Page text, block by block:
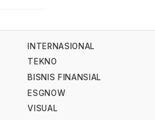
INTERNASIONAL
TEKNO
BISNIS FINANSIAL
ESGNOW
VISUAL